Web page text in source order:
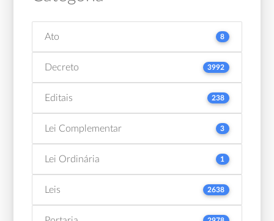
Ato 8
Decreto 3992
Editais 238
Lei Complementar 3
Lei Ordinária 1
Leis 2638